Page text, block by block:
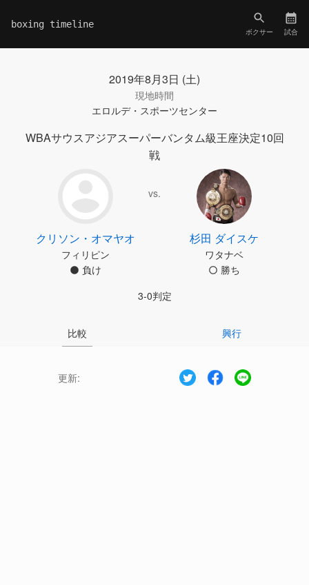
boxing timeline
ボクサー 試合
2019年8月3日 (土)
現地時間
エロルデ・スポーツセンター
WBAサウスアジアスーパーバンタム級王座決定10回
戦
クリソン・オマヤオ
フィリピン
負け
vs.
杉田 ダイスケ
ワタナベ
勝ち
3-0判定
比較 興行
更新: